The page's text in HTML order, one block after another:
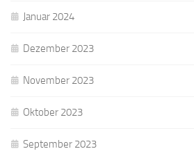
Januar 2024
Dezember 2023
November 2023
Oktober 2023
September 2023